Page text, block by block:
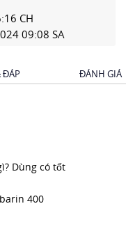
CH
09:08 SA
ĐÁP ĐÁNH GIÁ
Dùng có tốt
400